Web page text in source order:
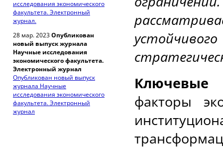
исследования экономического
факультета. Электронный
журнал.
28 мар. 2023Опубликован
новый выпуск журнала
Научные исследования
экономического факультета.
Электронный журнал
Опубликован новый выпуск
журнала Научные
исследования экономического
факультета. Электронный
журнал
Ключевые
факторы